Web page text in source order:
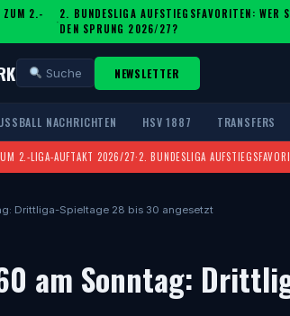
ZUM 2.-
·
2. BUNDESLIGA AUFSTIEGSFAVORITEN: WER
DEN SPRUNG 2026/27?
Suche NEWSLETTER
NACHRICHTEN HSV 1887 TRANSFERS
2.-LIGA-AUFTAKT 2026/27·2. BUNDESLIGA
Drittliga-Spieltage 28 bis 30 angesetzt
am Sonntag: